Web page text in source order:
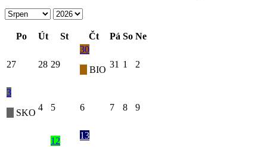
Po Út St Čt Pá So Ne
27 28 29
30
BIO
31 1 2
3
SKO
4 5 6 7 8 9
12
13